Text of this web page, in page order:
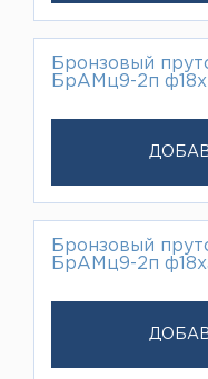
Бронзовый
БрАМц9-2п
Бронзовый
БрАМц9-2п